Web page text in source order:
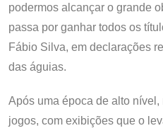
podermos alcançar o grande
passa por ganhar todos os
Fábio Silva, em declarações
das águias.
Após uma época de alto
jogos, com exibições que o